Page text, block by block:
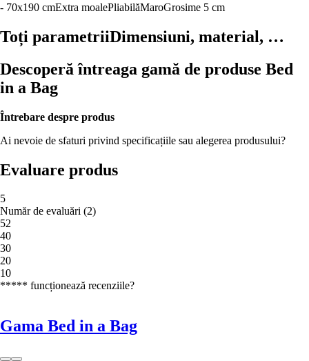
- 70x190 cmExtra moalePliabilăMaroGrosime 5 cm
Toți parametriiDimensiuni, material, …
Descoperă întreaga gamă de produse Bed
in a Bag
Întrebare despre produs
Ai nevoie de sfaturi privind specificațiile sau alegerea produsului?
Evaluare produs
5
Număr de evaluări (2)
52
40
30
20
10
***** funcționează recenziile?
Gama Bed in a Bag